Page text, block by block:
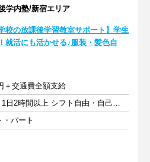
学内塾/新宿エリア
校の放課後学習教室サポート】学生
就活にも活かせる♪服装・髪色自
＋交通費全額支給
週1日以上 1日2時間以上 シフト自由・自己申告
・パート